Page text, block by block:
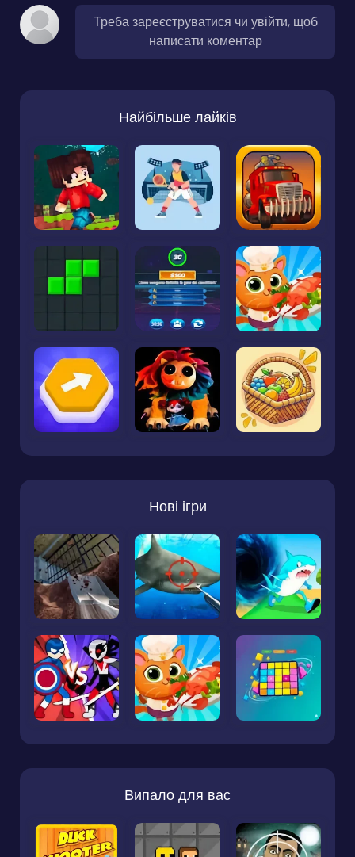
Треба зареєструватися чи увійти, щоб
написати коментар
Найбільше лайків
Нові ігри
Випало для вас